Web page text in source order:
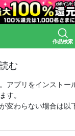
作品検索
む
アプリをインストー
す。
変わらない場合は以